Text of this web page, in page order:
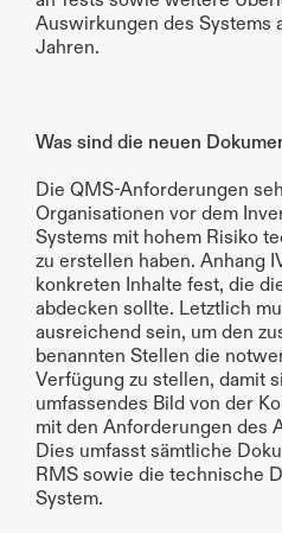
Auswirkungen des Systems
Jahren.
Was sind die neuen
Die QMS-Anforderungen
Organisationen vor dem
Systems mit hohem Risiko
zu erstellen haben. Anhang
konkreten Inhalte fest, die
abdecken sollte. Letztlich
ausreichend sein, um den
benannten Stellen die
Verfügung zu stellen, damit
umfassendes Bild von der
mit den Anforderungen des
Dies umfasst sämtliche
RMS sowie die technische
System.